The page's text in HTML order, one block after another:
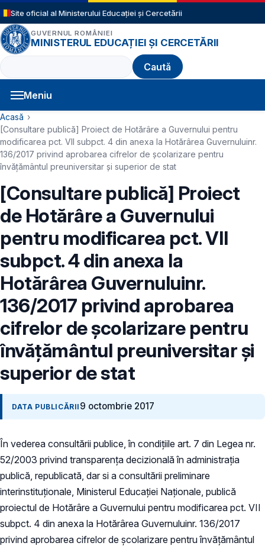
Sari la conținutul principal
Site oficial al Ministerului Educației și Cercetării
GUVERNUL ROMÂNIEI
MINISTERUL EDUCAȚIEI ȘI CERCETĂRII
Caută
Meniu
Navigație principală
Cale de navigare
Acasă
[Consultare publică] Proiect de Hotărâre a Guvernului pentru
modificarea pct. VII subpct. 4 din anexa la Hotărârea Guvernuluinr.
136/2017 privind aprobarea cifrelor de școlarizare pentru
învățământul preuniversitar și superior de stat
[Consultare publică] Proiect
de Hotărâre a Guvernului
pentru modificarea pct. VII
subpct. 4 din anexa la
Hotărârea Guvernuluinr.
136/2017 privind aprobarea
cifrelor de școlarizare pentru
învățământul preuniversitar și
superior de stat
DATA PUBLICĂRII 9 octombrie 2017
În vederea consultării publice, în condiţiile art. 7 din Legea nr.
52/2003 privind transparenţa decizională în administraţia
publică, republicată, dar si a consultării preliminare
interinstituționale, Ministerul Educaţiei Naţionale, publică
proiectul de Hotărâre a Guvernului pentru modificarea pct. VII
subpct. 4 din anexa la Hotărârea Guvernuluinr. 136/2017
privind aprobarea cifrelor de școlarizare pentru învățământul